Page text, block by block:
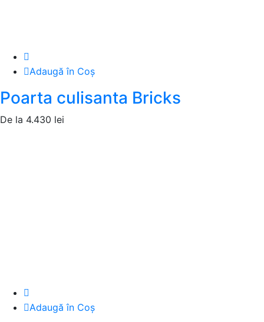
Adaugă în Coș
Poarta culisanta Bricks
De la 4.430 lei
Adaugă în Coș